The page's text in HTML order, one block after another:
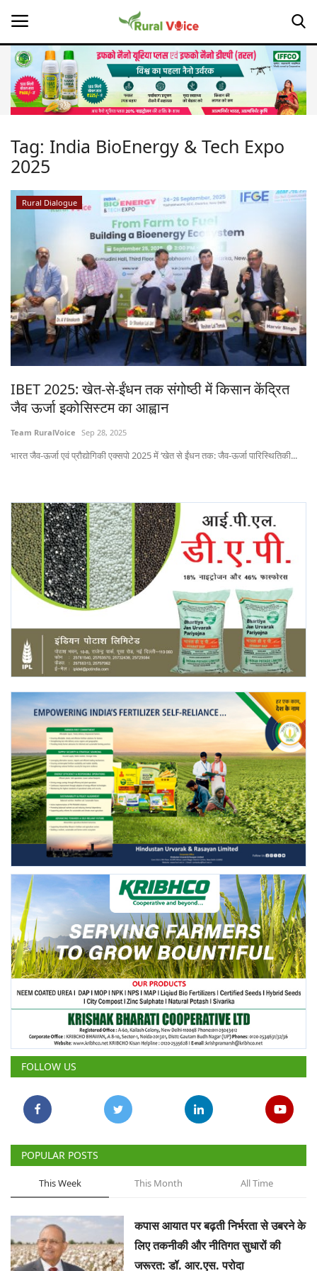
Home
About Us
Leadership Profiles
Politics
Magazine
States
Agribusiness
International
Rural Dialogue
Ground Report
Gallery
National
Latest News
Agriculture Conclave and NACOF
Awards 2022
Agri Start-Ups
Language
English Hindi
Tag: India BioEnergy & Tech Expo
2025
Rural Dialogue
IBET 2025: खेत-से-ईंधन तक संगोष्ठी में किसान केंद्रित
जैव ऊर्जा इकोसिस्टम का आह्वान
Team RuralVoice Sep 28, 2025
भारत जैव-ऊर्जा एवं प्रौद्योगिकी एक्सपो 2025 में ‘खेत से ईंधन तक: जैव-ऊर्जा पारिस्थितिकी...
FOLLOW US
POPULAR POSTS
This Week This Month All Time
कपास आयात पर बढ़ती निर्भरता से उबरने के
लिए तकनीकी और नीतिगत सुधारों की
जरूरत: डॉ. आर.एस. परोदा